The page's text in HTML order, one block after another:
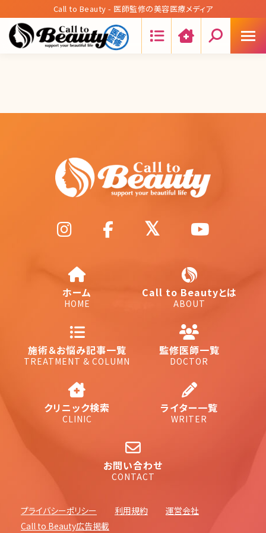
Call to Beauty - 医師監修の美容医療メディア
ホーム
HOME
Call to Beautyとは
ABOUT
施術＆お悩み記事一覧
TREATMENT & COLUMN
監修医師一覧
DOCTOR
クリニック検索
CLINIC
ライター一覧
WRITER
お問い合わせ
CONTACT
プライバシーポリシー 利用規約
運営会社
Call to Beauty広告掲載